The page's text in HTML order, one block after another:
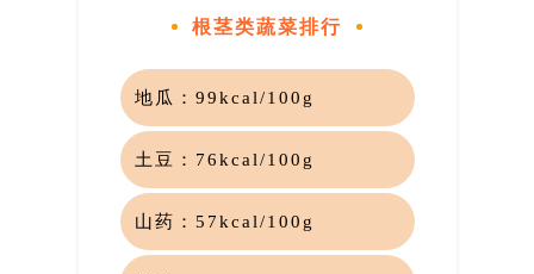
根茎类蔬菜排行
地瓜： 99kcal/100g
土豆： 76kcal/100g
山药： 57kcal/100g